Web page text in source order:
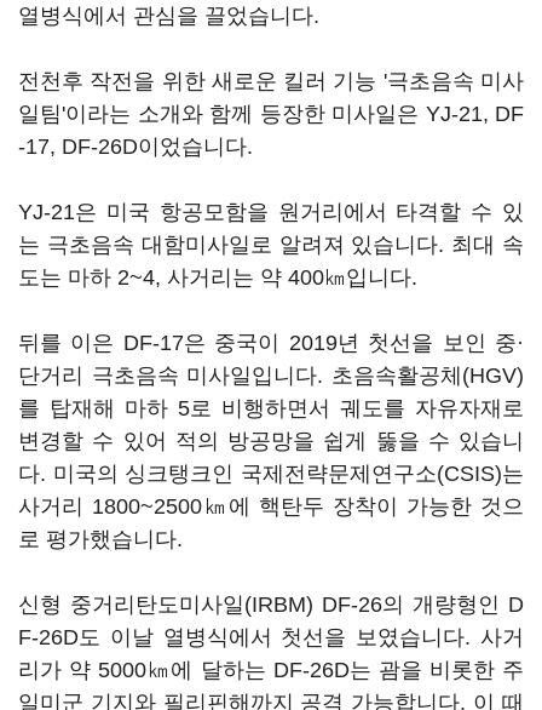
열병식에서 관심을 끌었습니다.
전천후 작전을 위한 새로운 킬러 기능 '극초음속 미사
일팀'이라는 소개와 함께 등장한 미사일은 YJ-21, DF
-17, DF-26D이었습니다.
YJ-21은 미국 항공모함을 원거리에서 타격할 수 있
는 극초음속 대함미사일로 알려져 있습니다. 최대 속
도는 마하 2~4, 사거리는 약 400㎞입니다.
뒤를 이은 DF-17은 중국이 2019년 첫선을 보인 중·
단거리 극초음속 미사일입니다. 초음속활공체(HGV)
를 탑재해 마하 5로 비행하면서 궤도를 자유자재로
변경할 수 있어 적의 방공망을 쉽게 뚫을 수 있습니
다. 미국의 싱크탱크인 국제전략문제연구소(CSIS)는
사거리 1800~2500㎞에 핵탄두 장착이 가능한 것으
로 평가했습니다.
신형 중거리탄도미사일(IRBM) DF-26의 개량형인 D
F-26D도 이날 열병식에서 첫선을 보였습니다. 사거
리가 약 5000㎞에 달하는 DF-26D는 괌을 비롯한 주
일미군 기지와 필리핀해까지 공격 가능합니다. 이 때